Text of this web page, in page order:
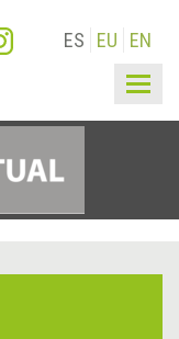
ES EU EN